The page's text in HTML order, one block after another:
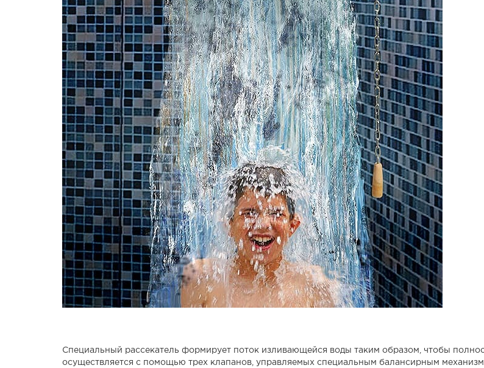
Специальный рассекатель формирует поток изливающейся воды таким образом, чтобы
осуществляется с помощью трех клапанов, управляемых специальным балансирным